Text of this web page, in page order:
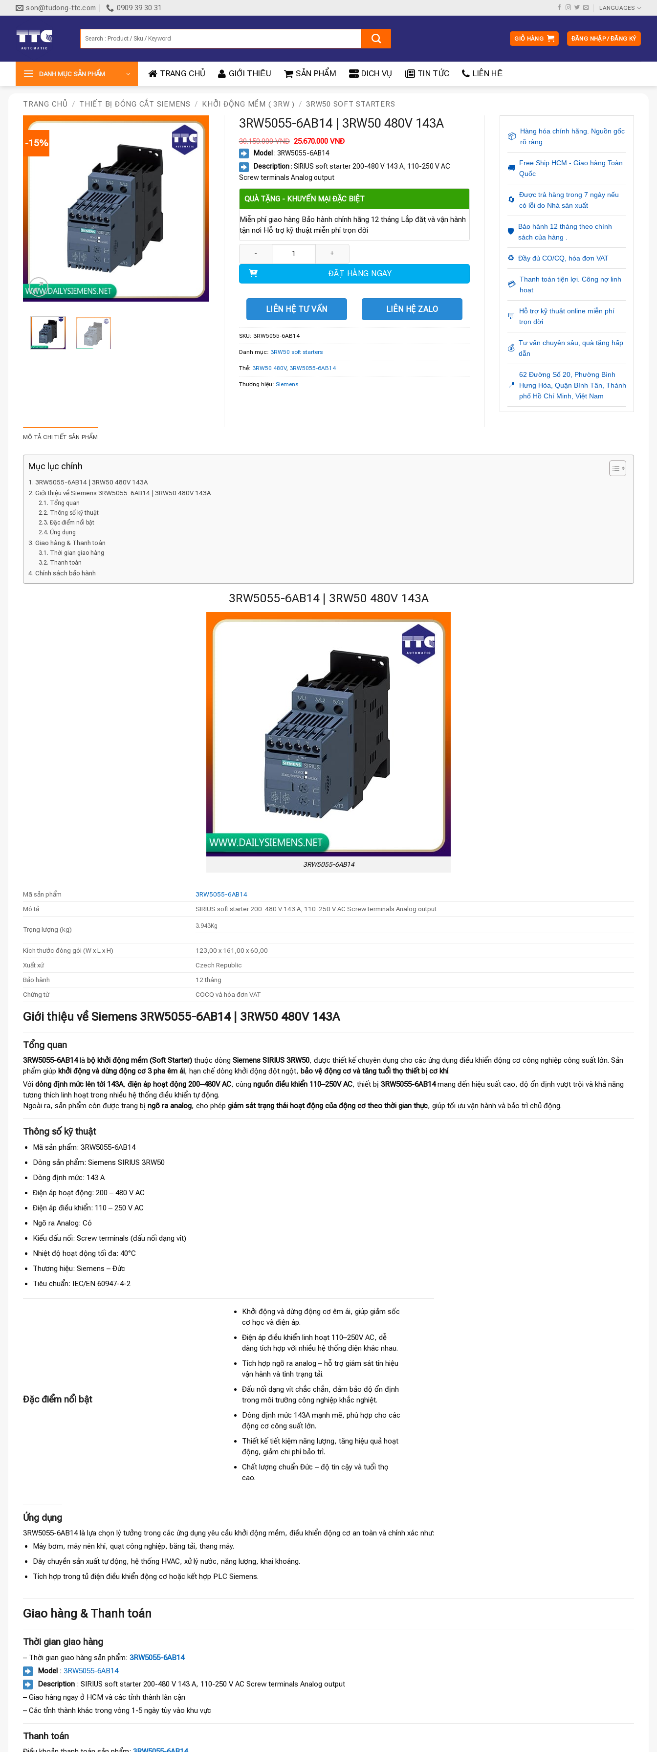
qua
son@tudong-ttc.com 0909 39 30 31 LANGUAGES
GIỎ HÀNG ĐĂNG NHẬP / ĐĂNG KÝ
DANH MỤC SẢN PHẨM TRANG CHỦ GIỚI THIỆU SẢN PHẨM DICH VỤ TIN TỨC LIÊN HỆ
TRANG CHỦ / THIẾT BỊ ĐÓNG CẮT SIEMENS / KHỞI ĐỘNG MỀM ( 3RW ) / 3RW50 SOFT STARTERS
-15%
3RW5055-6AB14 | 3RW50 480V 143A
30.150.000VNĐ Giá
gốc
là:
30.150.000 VNĐ.
25.670.000VNĐGiá
là:
25.670.000 VNĐ.
Model : 3RW5055-6AB14
Description: SIRIUS soft starter 200-480 V 143 A, 110-250 V AC
Screw terminals Analog output
QUÀ TẶNG - KHUYẾN MẠI ĐẶC BIỆT
Miễn phí giao hàng Bảo hành chính hãng 12 tháng Lắp đặt và vận hành
tận nơi Hỗ trợ kỹ thuật miễn phí trọn đời
ĐẶT HÀNG NGAY
LIÊN HỆ TƯ VẤN LIÊN HỆ ZALO
SKU: 3RW5055-6AB14
Danh mục: 3RW50 soft starters
Thẻ: 3RW50 480V, 3RW5055-6AB14
Thương hiệu: Siemens
📦
Hàng hóa chính hãng. Nguồn gốc
rõ ràng
🚚
Free Ship HCM - Giao hàng Toàn
Quốc
🔄
Được trả hàng trong 7 ngày nếu
có lỗi do Nhà sản xuất
🛡️
Bảo hành 12 tháng theo chính
sách của hàng .
♻️ Đầy đủ CO/CQ, hóa đơn VAT
💳
Thanh toán tiện lợi. Công nợ linh
hoạt
💬
Hỗ trợ kỹ thuật online miễn phí
trọn đời
💰
Tư vấn chuyên sâu, quà tặng hấp
dẫn
📍
62 Đường Số 20, Phường Bình
Hưng Hòa, Quận Bình Tân, Thành
phố Hồ Chí Minh, Việt Nam
MÔ TẢ CHI TIẾT SẢN PHẨM
Mục lục chính
3RW5055-6AB14 | 3RW50 480V 143A
Giới thiệu về Siemens 3RW5055-6AB14 | 3RW50 480V 143A
Tổng quan
Thông số kỹ thuật
Đặc điểm nổi bật
Ứng dụng
Giao hàng & Thanh toán
Thời gian giao hàng
Thanh toán
Chính sách bảo hành
3RW5055-6AB14 | 3RW50 480V 143A
3RW5055-6AB14
Mã sản phẩm
3RW5055-6AB14
Mô tả
SIRIUS soft starter 200-480 V 143 A, 110-250 V AC Screw terminals Analog output
Trọng lượng (kg) 3.943Kg
Kích thước đóng gói (W x L x H)
123,00 x 161,00 x 60,00
Xuất xứ
Czech Republic
Bảo hành
12 tháng
Chứng từ
COCQ và hóa đơn VAT
Giới thiệu về Siemens 3RW5055-6AB14 | 3RW50 480V 143A
Tổng quan
3RW5055-6AB14là bộ khởi động mềm (Soft Starter) thuộc dòng Siemens SIRIUS 3RW50, được thiết kế chuyên dụng cho các ứng dụng điều khiển động cơ công nghiệp công suất lớn. Sản
phẩm giúp khởi động và dừng động cơ 3 pha êm ái, hạn chế dòng khởi động đột ngột, bảo vệ động cơ và tăng tuổi thọ thiết bị cơ khí.
Với dòng định mức lên tới 143A, điện áp hoạt động 200–480V AC, cùng nguồn điều khiển 110–250V AC, thiết bị 3RW5055-6AB14mang đến hiệu suất cao, độ ổn định vượt trội và khả năng
tương thích linh hoạt trong nhiều hệ thống điều khiển tự động.
Ngoài ra, sản phẩm còn được trang bị ngõ ra analog, cho phép giám sát trạng thái hoạt động của động cơ theo thời gian thực, giúp tối ưu vận hành và bảo trì chủ động.
Thông số kỹ thuật
Mã sản phẩm: 3RW5055-6AB14
Dòng sản phẩm: Siemens SIRIUS 3RW50
Dòng định mức: 143 A
Điện áp hoạt động: 200 – 480 V AC
Điện áp điều khiển: 110 – 250 V AC
Ngõ ra Analog: Có
Kiểu đấu nối: Screw terminals (đấu nối dạng vít)
Nhiệt độ hoạt động tối đa: 40°C
Thương hiệu: Siemens – Đức
Tiêu chuẩn: IEC/EN 60947-4-2
Đặc điểm nổi bật
Khởi động và dừng động cơ êm ái, giúp giảm sốc
cơ học và điện áp.
Điện áp điều khiển linh hoạt 110–250V AC, dễ
dàng tích hợp với nhiều hệ thống điện khác nhau.
Tích hợp ngõ ra analog – hỗ trợ giám sát tín hiệu
vận hành và tình trạng tải.
Đấu nối dạng vít chắc chắn, đảm bảo độ ổn định
trong môi trường công nghiệp khắc nghiệt.
Dòng định mức 143A mạnh mẽ, phù hợp cho các
động cơ công suất lớn.
Thiết kế tiết kiệm năng lượng, tăng hiệu quả hoạt
động, giảm chi phí bảo trì.
Chất lượng chuẩn Đức – độ tin cậy và tuổi thọ
cao.
Ứng dụng
3RW5055-6AB14 là lựa chọn lý tưởng trong các ứng dụng yêu cầu khởi động mềm, điều khiển động cơ an toàn và chính xác như:
Máy bơm, máy nén khí, quạt công nghiệp, băng tải, thang máy.
Dây chuyền sản xuất tự động, hệ thống HVAC, xử lý nước, năng lượng, khai khoáng.
Tích hợp trong tủ điện điều khiển động cơ hoặc kết hợp PLC Siemens.
Giao hàng & Thanh toán
Thời gian giao hàng
– Thời gian giao hàng sản phẩm: 3RW5055-6AB14
Model : 3RW5055-6AB14
Description : SIRIUS soft starter 200-480 V 143 A, 110-250 V AC Screw terminals Analog output
– Giao hàng ngay ở HCM và các tỉnh thành lân cận
– Các tỉnh thành khác trong vòng 1-5 ngày tùy vào khu vực
Thanh toán